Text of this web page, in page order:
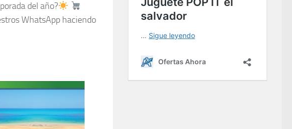
del año?
WhatsApp haciendo